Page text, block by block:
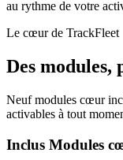
au rythme de votre
Le cœur de TrackFleet
Des modules,
Neuf modules cœur
activables à tout
Inclus Modules